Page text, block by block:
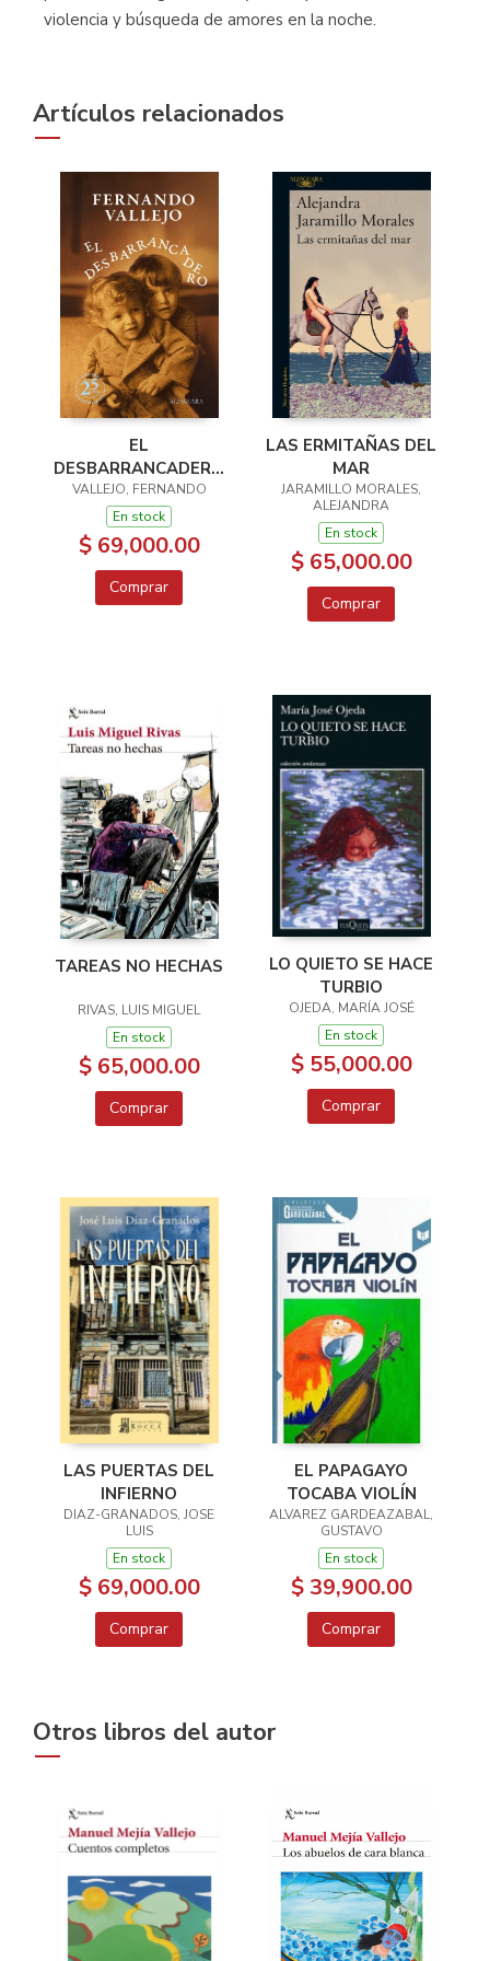
violencia y búsqueda de amores en la noche.
Artículos relacionados
EL
DESBARRANCADERO
ED. 25 ANIV.
VALLEJO, FERNANDO
En stock
$ 69,000.00
Comprar
LAS ERMITAÑAS DEL
MAR
JARAMILLO MORALES,
ALEJANDRA
En stock
$ 65,000.00
Comprar
TAREAS NO HECHAS
RIVAS, LUIS MIGUEL
En stock
$ 65,000.00
Comprar
LO QUIETO SE HACE
TURBIO
OJEDA, MARÍA JOSÉ
En stock
$ 55,000.00
Comprar
LAS PUERTAS DEL
INFIERNO
DIAZ-GRANADOS, JOSE
LUIS
En stock
$ 69,000.00
Comprar
EL PAPAGAYO
TOCABA VIOLÍN
ALVAREZ GARDEAZABAL,
GUSTAVO
En stock
$ 39,900.00
Comprar
Otros libros del autor